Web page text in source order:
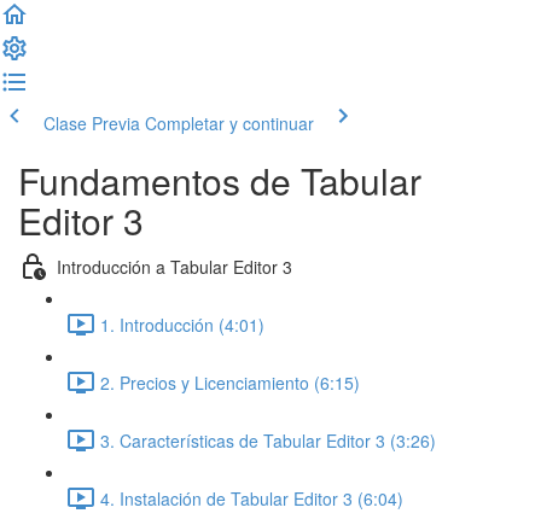
Clase Previa Completar y continuar
Fundamentos de Tabular
Editor 3
Introducción a Tabular Editor 3
1. Introducción (4:01)
2. Precios y Licenciamiento (6:15)
3. Características de Tabular Editor 3 (3:26)
4. Instalación de Tabular Editor 3 (6:04)